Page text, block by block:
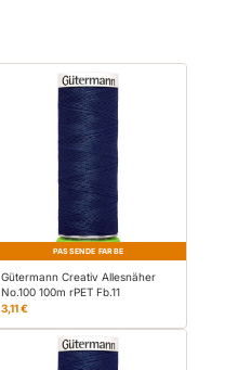
PASSENDE FARBE
Gütermann Creativ Allesnäher
No.100 100m rPET Fb.11
3,11 €